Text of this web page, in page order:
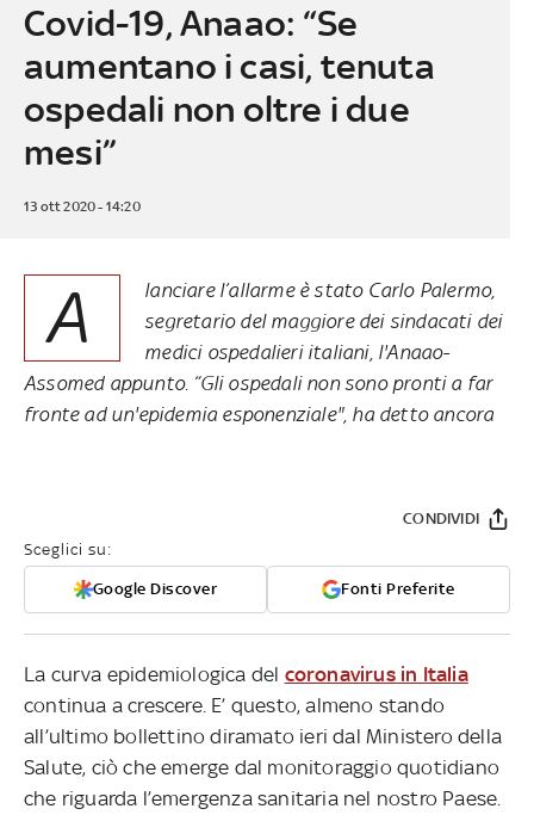
Covid-19, Anaao: “Se
aumentano i casi, tenuta
ospedali non oltre i due
mesi”
13 ott 2020 - 14:20
A
lanciare l’allarme è stato Carlo Palermo,
segretario del maggiore dei sindacati dei
medici ospedalieri italiani, l'Anaao-
Assomed appunto. “Gli ospedali non sono pronti a far
fronte ad un'epidemia esponenziale", ha detto ancora
Sceglici su:
Google Discover Fonti Preferite
CONDIVIDI
La curva epidemiologica del coronavirus in Italia
continua a crescere. E’ questo, almeno stando
all’ultimo bollettino diramato ieri dal Ministero della
Salute, ciò che emerge dal monitoraggio quotidiano
che riguarda l’emergenza sanitaria nel nostro Paese.